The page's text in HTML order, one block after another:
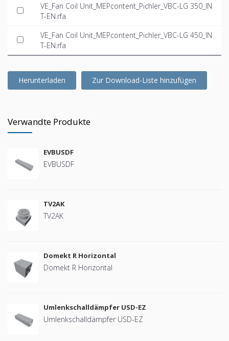
VE_Fan Coil Unit_MEPcontent_Pichler_VBC-LG 350_IN
T-EN.rfa
VE_Fan Coil Unit_MEPcontent_Pichler_VBC-LG 450_IN
T-EN.rfa
Herunterladen Zur Download-Liste hinzufügen
Verwandte Produkte
EVBUSDF
EVBUSDF
TV2AK
TV2AK
Domekt R Horizontal
Domekt R Horizontal
Umlenkschalldämpfer USD-EZ
Umlenkschalldämpfer USD-EZ